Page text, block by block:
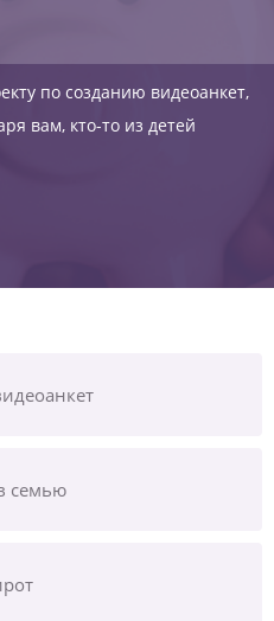
по созданию видеоанкет,
вам, кто-то из детей
семью